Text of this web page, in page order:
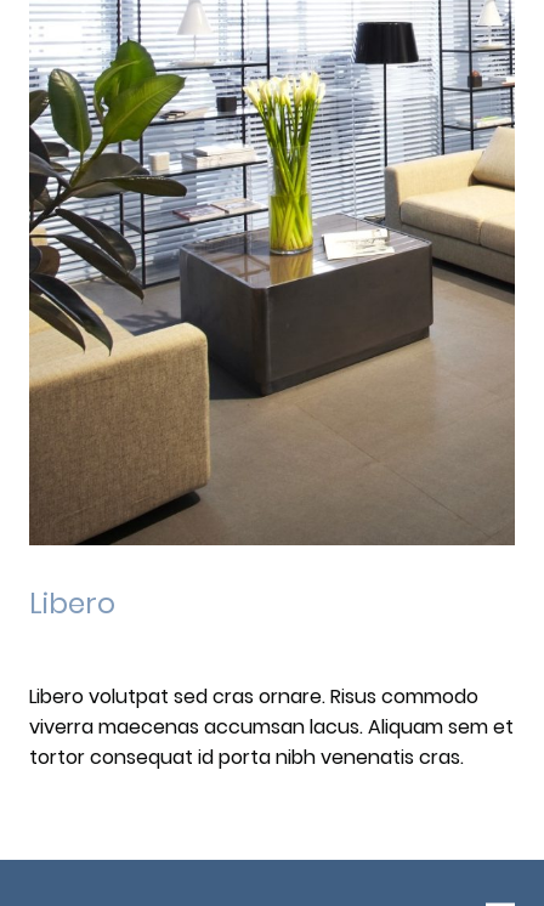
Libero
Libero volutpat sed cras ornare. Risus commodo
viverra maecenas accumsan lacus. Aliquam sem et
tortor consequat id porta nibh venenatis cras.